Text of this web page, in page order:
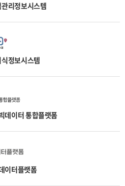
리정보시스템
정보시스템
데이터 통합플랫폼
이터플랫폼